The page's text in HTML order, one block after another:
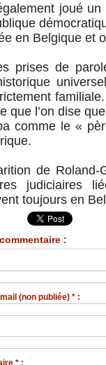
joué
en Belgique et
prises de
que l’on dise
comme le «
de
judiciaires
toujours en
:
(non publiée) * :
* :